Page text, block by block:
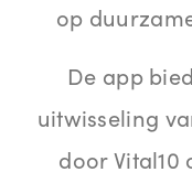
op
De app
uitwisseling
door Vital10